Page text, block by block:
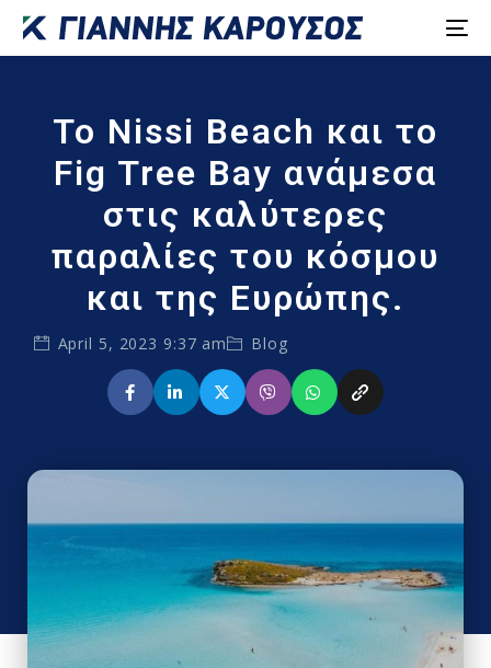
Το Nissi Beach και το
Fig Tree Bay ανάμεσα
στις καλύτερες
παραλίες του κόσμου
και της Ευρώπης.
April 5, 2023 9:37 am Blog